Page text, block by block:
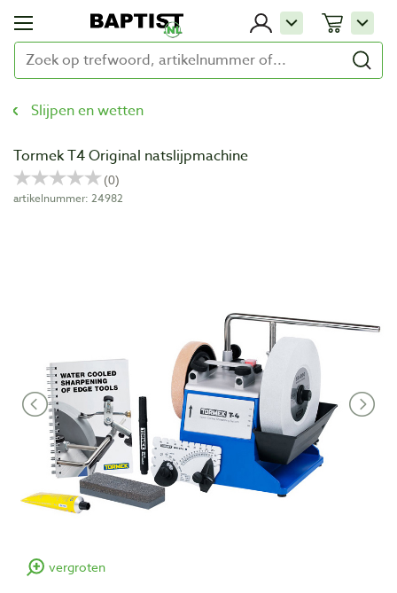
Slijpen en wetten
Tormek T4 Original natslijpmachine
artikelnummer: 24982
vergroten